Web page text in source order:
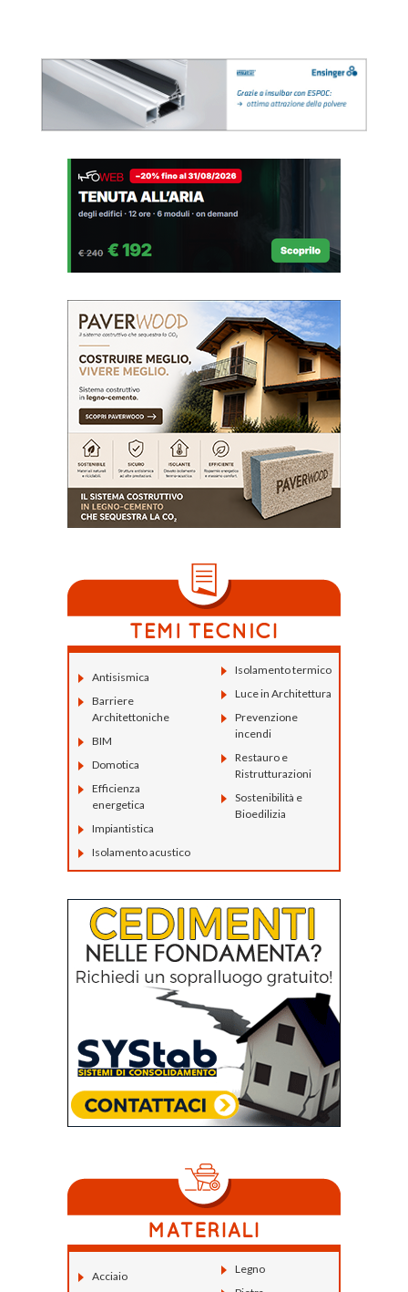
Antisismica
Barriere
Architettoniche
BIM
Domotica
Efficienza
energetica
Impiantistica
Isolamento acustico
Isolamento termico
Luce in Architettura
Prevenzione
incendi
Restauro e
Ristrutturazioni
Sostenibilità e
Bioedilizia
Acciaio
Legno